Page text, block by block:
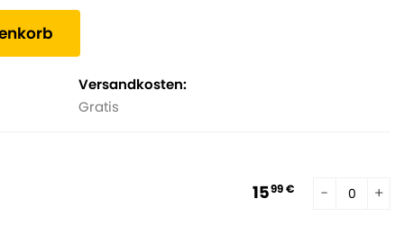
Versandkosten:
Gratis
1599 €